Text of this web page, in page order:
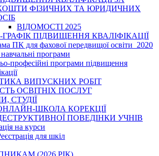
ФІЗИЧНИХ ТА ЮРИДИЧНИХ
ВІДОМОСТІ 2025
ПІДВИЩЕННЯ КВАЛІФІКАЦІЇ
ПК для фахової передвищої освіти_2020
програми
професійні програми підвищення
ВИПУСКНИХ РОБІТ
ОСВІТНІХ ПОСЛУГ
СТУДІЇ
ШКОЛА КОРЕКЦІЇ
ПОВЕДІНКИ УЧНІВ
на курси
для шкіл
(2026 РІК)